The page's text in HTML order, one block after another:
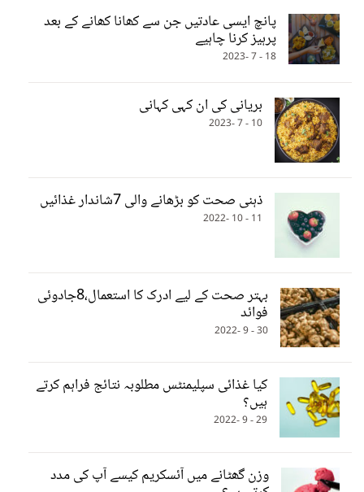
پانچ ایسی عادتیں جن سے کھانا کھانے کے بعد
پرہیز کرنا چاہیے
18 - 7 -2023
بریانی کی ان کہی کہانی
10 - 7 -2023
ذہنی صحت کو بڑھانے والی 7شاندار غذائیں
11 - 10 -2022
بہتر صحت کے لیے ادرک کا استعمال،8جادوئی
فوائد
30 - 9 -2022
کیا غذائی سپلیمنٹس مطلوبہ نتائج فراہم کرتے
ہیں؟
29 - 9 -2022
وزن گھٹانے میں آئسکریم کیسے آپ کی مدد